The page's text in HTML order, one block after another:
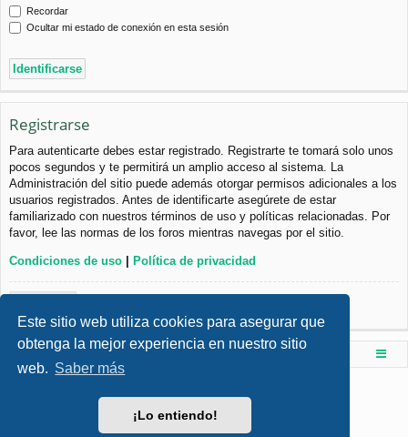
Este sitio web utiliza cookies para asegurar que
obtenga la mejor experiencia en nuestro sitio
web. Saber más
¡Lo entiendo!
Recordar
Ocultar mi estado de conexión en esta sesión
Registrarse
Para autenticarte debes estar registrado. Registrarte te tomará solo unos
pocos segundos y te permitirá un amplio acceso al sistema. La
Administración del sitio puede además otorgar permisos adicionales a los
usuarios registrados. Antes de identificarte asegúrete de estar
familiarizado con nuestros términos de uso y políticas relacionadas. Por
favor, lee las normas de los foros mientras navegas por el sitio.
Condiciones de uso | Política de privacidad
Foro de Ingenieria Civil & Arquitectura
- phpBB 3.3 por MrGaby
Traducción al español por
Privacidad|Condiciones